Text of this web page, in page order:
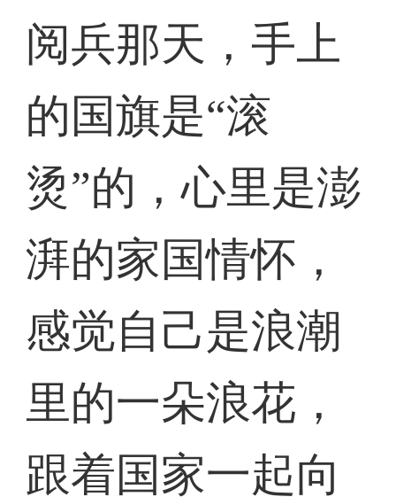
阅兵那天，手上
的国旗是“滚
烫”的，心里是澎
湃的家国情怀，
感觉自己是浪潮
里的一朵浪花，
跟着国家一起向